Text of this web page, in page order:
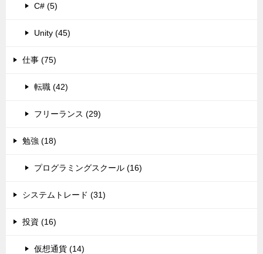
C# (5)
Unity (45)
仕事 (75)
転職 (42)
フリーランス (29)
勉強 (18)
プログラミングスクール (16)
システムトレード (31)
投資 (16)
仮想通貨 (14)